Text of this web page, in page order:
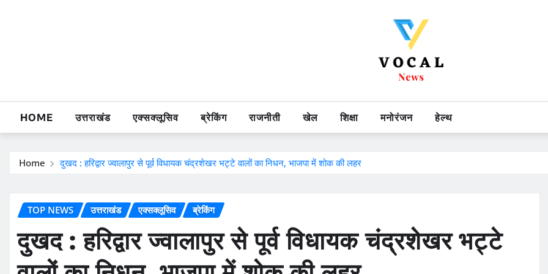
HOME उत्तराखंड एक्सक्लूसिव ब्रेकिंग राजनीती खेल शिक्षा मनोरंजन हेल्थ
Home दुखद : हरिद्वार ज्वालापुर से पूर्व विधायक चंद्रशेखर भट्टे वालों का निधन, भाजपा में शोक की लहर
TOP NEWS उत्तराखंड एक्सक्लूसिव ब्रेकिंग
दुखद : हरिद्वार ज्वालापुर से पूर्व विधायक चंद्रशेखर भट्टे